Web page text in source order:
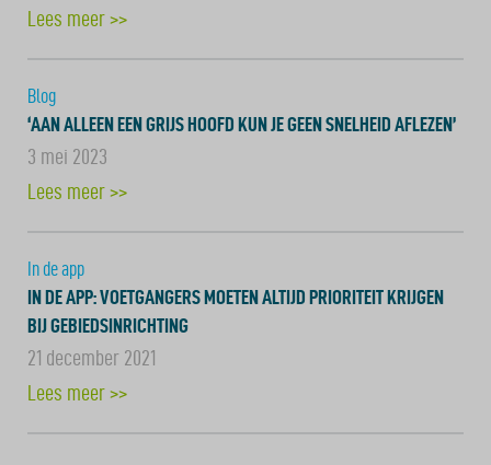
Lees meer >>
Blog
‘AAN ALLEEN EEN GRIJS HOOFD KUN JE GEEN SNELHEID AFLEZEN’
3 mei 2023
Lees meer >>
In de app
IN DE APP: VOETGANGERS MOETEN ALTIJD PRIORITEIT KRIJGEN
BIJ GEBIEDSINRICHTING
21 december 2021
Lees meer >>